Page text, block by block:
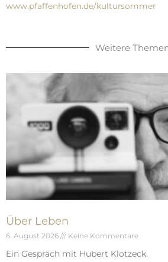
www.pfaffenhofen.de/kultursommer
Weitere
Über Leben
6. August 2026 Keine Kommentare
Ein Gespräch mit Hubert Klotzeck.